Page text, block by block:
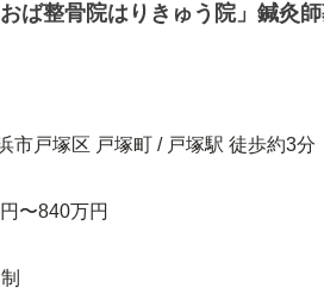
ば整骨院はりきゅう院」鍼灸
市戸塚区 戸塚町 / 戸塚駅 徒歩約3分
〜840万円